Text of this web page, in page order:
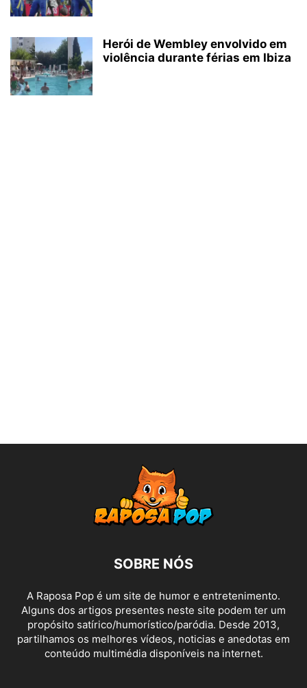
Herói de Wembley envolvido em
violência durante férias em Ibiza
SOBRE NÓS
A Raposa Pop é um site de humor e entretenimento.
Alguns dos artigos presentes neste site podem ter um
propósito satírico/humorístico/paródia. Desde 2013,
partilhamos os melhores vídeos, noticias e anedotas em
conteúdo multimédia disponíveis na internet.